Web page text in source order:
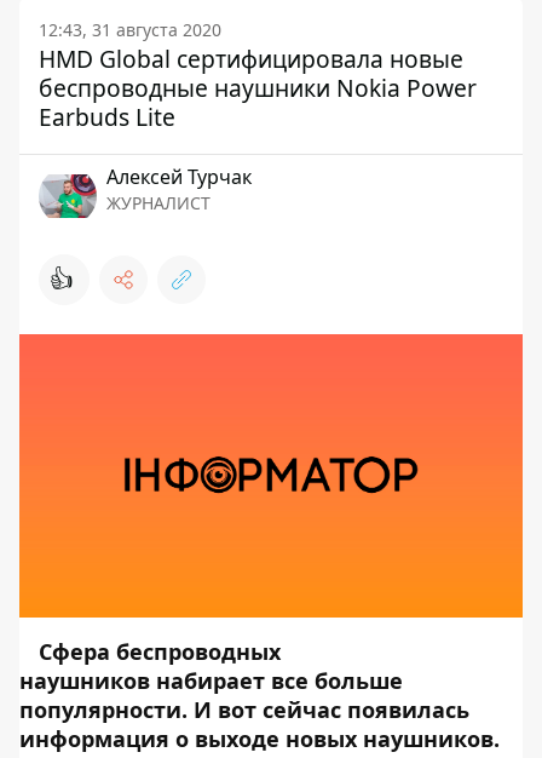
12:43, 31 августа 2020
HMD Global сертифицировала новые
беспроводные наушники Nokia Power
Earbuds Lite
Алексей Турчак
ЖУРНАЛИСТ
👍
Сфера беспроводных
наушников набирает все больше
популярности. И вот сейчас появилась
информация о выходе новых наушников.